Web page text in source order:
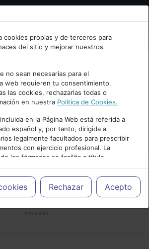
con tu email.
Cancelar
cookies propias y de terceros para
del sitio y mejorar nuestros
no sean necesarias para el
web requieren tu consentimiento.
las cookies, rechazarlas todas o
en nuestra Política de Cookies.
en la Página Web está referida a
español y, por tanto, dirigida a
legalmente facultados para prescribir
con ejercicio profesional. La
los fármacos se facilita a título
siendo responsabilidad de los
prescribir medicamentos y decidir, en
el tratamiento más adecuado a las
Rechazar Acepto